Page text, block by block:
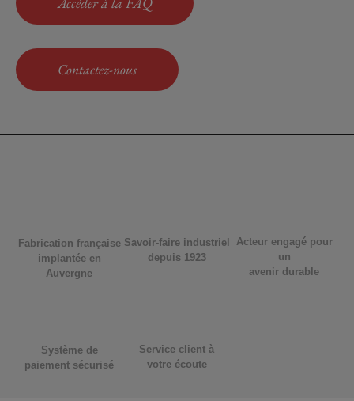
Contactez-nous
Fabrication française
implantée en
Auvergne
Savoir-faire industriel
depuis 1923
Acteur engagé pour
un
avenir durable
Système de
paiement sécurisé
Service client à
votre écoute